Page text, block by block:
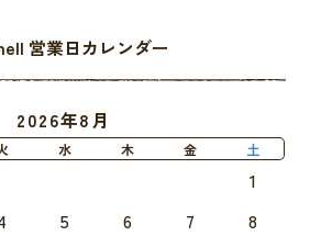
営業日カレンダー
2026年8月
水 木 金 土
1
5 6 7
8